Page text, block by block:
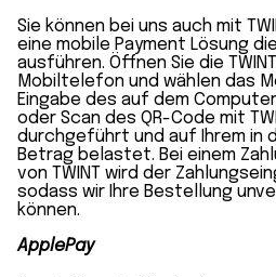
Sie können bei uns auch mit
eine mobile Payment Lösung
ausführen. Öffnen Sie die
Mobiltelefon und wählen das
Eingabe des auf dem
oder Scan des QR-Code mit
durchgeführt und auf Ihrem in
Betrag belastet. Bei einem
von TWINT wird der
sodass wir Ihre Bestellung
können.
ApplePay